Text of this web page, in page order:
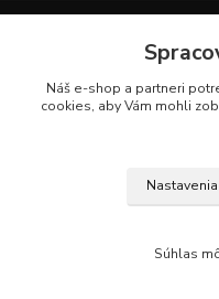
Vaša kreatívna oáza online!
Všetko pre vaše handmade
Náš e-shop a partneri
cookies, aby Vám mohli
Nastavenia
Súhlas